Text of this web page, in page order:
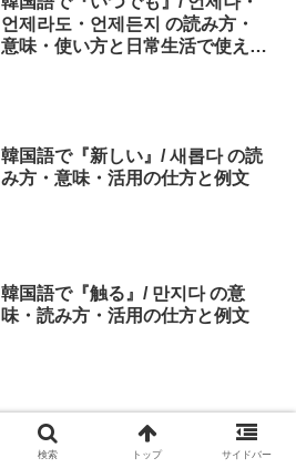
언제라도・언제든지 の読み方・
意味・使い方と日常生活で使える
韓国語で『新しい』/ 새롭다 の読
み方・意味・活用の仕方と例文
韓国語で『触る』/ 만지다 の意
味・読み方・活用の仕方と例文
検索 トップ サイドバー